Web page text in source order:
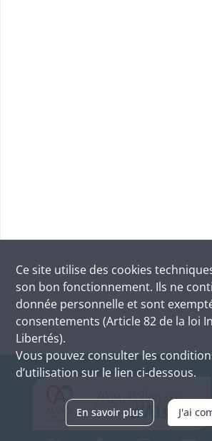
Ce site utilise des cookies
son bon fonctionnement. Ils ne
donnée personnelle et sont
consentements (Article 82 de la loi
Libertés).
Vous pouvez consulter les
d’utilisation sur le lien ci-dessous.
En savoir plus J'ai